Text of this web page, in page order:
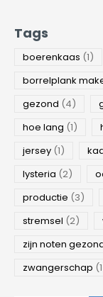
Tags
boerenkaas (1)
borrelplank
gezond (4)
hoe lang (1)
jersey (1)
lysteria (2)
productie (3)
stremsel (2)
zijn noten
zwangerschap